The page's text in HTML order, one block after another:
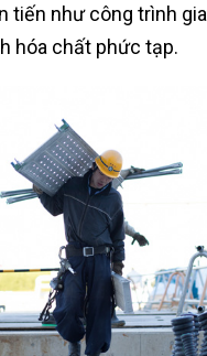
tiến như công trình
hóa chất phức tạp.